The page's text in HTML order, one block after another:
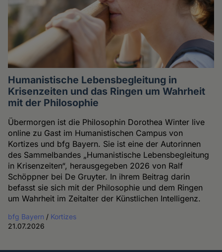
Humanistische Lebensbegleitung in
Krisenzeiten und das Ringen um Wahrheit
mit der Philosophie
Übermorgen ist die Philosophin Dorothea Winter live
online zu Gast im Humanistischen Campus von
Kortizes und bfg Bayern. Sie ist eine der Autorinnen
des Sammelbandes „Humanistische Lebensbegleitung
in Krisenzeiten“, herausgegeben 2026 von Ralf
Schöppner bei De Gruyter. In ihrem Beitrag darin
befasst sie sich mit der Philosophie und dem Ringen
um Wahrheit im Zeitalter der Künstlichen Intelligenz.
bfg Bayern / Kortizes
21.07.2026